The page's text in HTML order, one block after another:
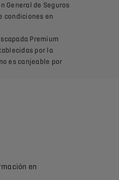
General de Seguros
condiciones en
Premium
por la
es canjeable por
en